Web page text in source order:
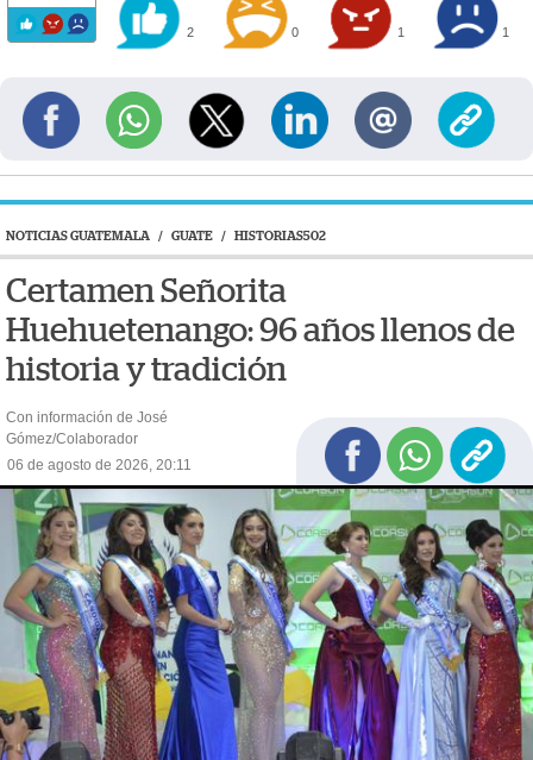
2 0 1 1
NOTICIAS GUATEMALA / GUATE / HISTORIAS502
Certamen Señorita
Huehuetenango: 96 años llenos de
historia y tradición
Con información de José
Gómez/Colaborador
06 de agosto de 2026, 20:11